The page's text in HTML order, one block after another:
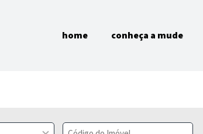
home conheça a mude